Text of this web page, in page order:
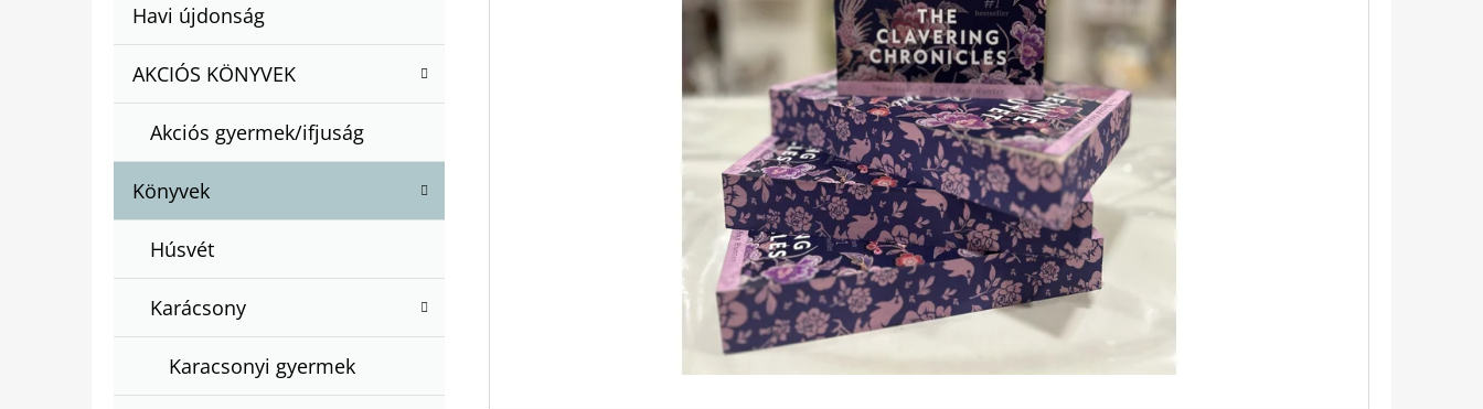
Nátugrása
T
G
R
Á
Havi újdonság
AKCIÓS KÖNYVEK
Akciós gyermek/ifjuság
Könyvek
Húsvét
Karácsony
Karacsonyi gyermek
BARTOS ERIKA : BOGYÓ ÉS BABÓCA
€12,50
FELFESLŐ KIRÁLYSÁG TAHEREH MAFI
EMILY IN PARIS - EMILY PÁRIZSBAN 2. -
KARTONÁLT CATHERINE KALENGULA
€10,90